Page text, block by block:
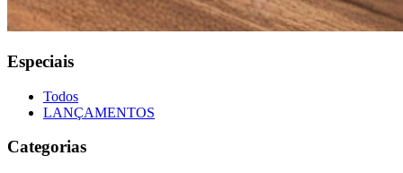
Especiais
Todos
LANÇAMENTOS
Categorias